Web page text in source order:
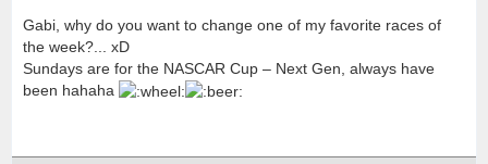
Gabi, why do you want to change one of my favorite races of
the week?... xD
Sundays are for the NASCAR Cup – Next Gen, always have
been hahaha